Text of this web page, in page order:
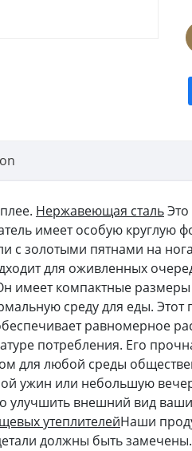
Нержавеющая сталь
имеет особую круглую
с золотыми пятнами на
для оживленных
имеет компактные
среду для еды.
равномерное
потребления. Его
для любой среды
ужин или небольшую
улучшить внешний вид
утеплителейНаши
должны быть замечены.